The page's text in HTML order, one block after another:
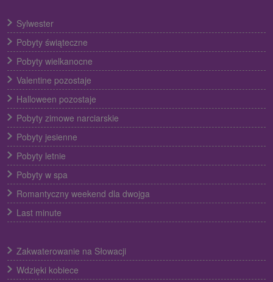
Sylwester
Pobyty świąteczne
Pobyty wielkanocne
Valentine pozostaje
Halloween pozostaje
Pobyty zimowe narciarskie
Pobyty jesienne
Pobyty letnie
Pobyty w spa
Romantyczny weekend dla dwojga
Last minute
Zakwaterowanie na Słowacji
Wdzięki kobiece